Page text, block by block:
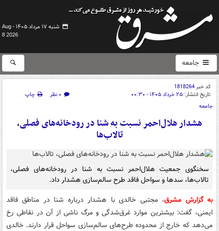
شنبه ۱۷ مرداد ۱۴۰۵ -
Aug
8 2026
جامعه
کد خبر1818264
تاریخ انتشار: ۲۵ خرداد ۱۴۰۵ - ۰۰:۳۰ ۰ نظر
چاپ
جامعه
هشدار هلال‌احمر نسبت به شنا در رودخانه‌های فصلی،
تالاب‌ها
سخنگوی جمعیت هلال‌احمر نسبت به شنا در رودخانه‌های فصلی،
تالاب‌ها، سدها و سواحل فاقد طرح سالم‌سازی هشدار داد.
به گزارش مشرق، مجتبی خالدی با هشدار درباره شنا در مناطق فاقد
ایمنی، گفت: بیشترین موارد غرق‌شدگی و مرگ ناشی از آن در نقاطی رخ
می‌دهد که خارج از محدوده طرح‌های سالم‌سازی سواحل قرار دارند. خالدی